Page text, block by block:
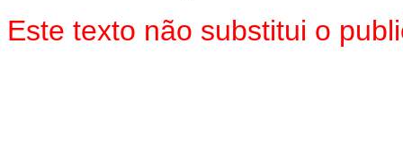
Este texto não substitui o